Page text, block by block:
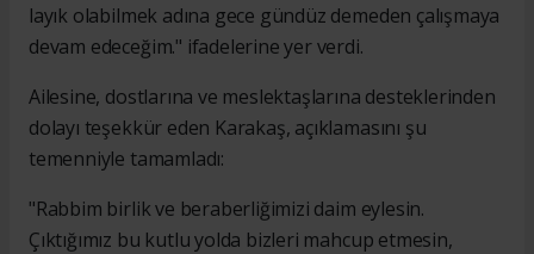
layık olabilmek adına gece gündüz demeden çalışmaya
devam edeceğim." ifadelerine yer verdi.
Ailesine, dostlarına ve meslektaşlarına desteklerinden
dolayı teşekkür eden Karakaş, açıklamasını şu
temenniyle tamamladı:
"Rabbim birlik ve beraberliğimizi daim eylesin.
Çıktığımız bu kutlu yolda bizleri mahcup etmesin,